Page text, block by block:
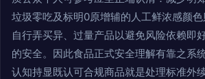
垃圾零吃及标明0原增辅的人工鲜浓感颜
自行弄买异、过量产品以避免风险依赖即
的安全。因此食品正式安全理解有靠之系
认知持显既认可合规商品就是处理标准外